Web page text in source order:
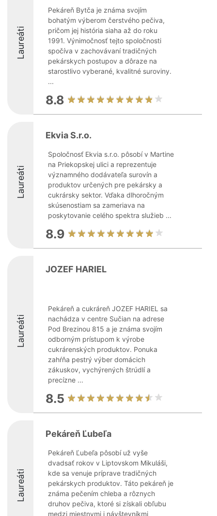
Laureáti
Pekáreň Bytča je známa svojím
bohatým výberom čerstvého pečiva,
pričom jej história siaha až do roku
1991. Výnimočnosť tejto spoločnosti
spočíva v zachovávaní tradičných
pekárskych postupov a dôraze na
starostlivo vyberané, kvalitné suroviny.
...
8.8
Laureáti
Ekvia S.r.o.
Spoločnosť Ekvia s.r.o. pôsobí v Martine
na Priekopskej ulici a reprezentuje
významného dodávateľa surovín a
produktov určených pre pekársky a
cukrársky sektor. Vďaka dlhoročným
skúsenostiam sa zameriava na
poskytovanie celého spektra služieb ...
8.9
Laureáti
JOZEF HARIEL
Pekáreň a cukráreň JOZEF HARIEL sa
nachádza v centre Sučian na adrese
Pod Brezinou 815 a je známa svojím
odborným prístupom k výrobe
cukrárenských produktov. Ponuka
zahŕňa pestrý výber domácich
zákuskov, vychýrených štrúdlí a
precízne ...
8.5
Laureáti
Pekáreň Ľubeľa
Pekáreň Ľubeľa pôsobí už vyše
dvadsať rokov v Liptovskom Mikuláši,
kde sa venuje príprave tradičných
pekárskych produktov. Táto pekáreň je
známa pečením chleba a rôznych
druhov pečiva, ktoré si získali obľubu
medzi miestnymi i návštevníkmi